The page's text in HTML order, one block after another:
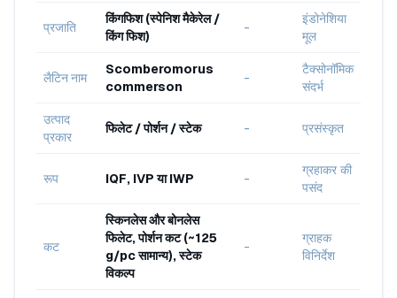
प्रजाति
किंगफिश (स्पेनिश मैकेरेल /
किंग फिश)
-
इंडोनेशिया
मूल
लैटिन नाम
Scomberomorus
commerson
-
टैक्सोनॉमिक
संदर्भ
उत्पाद
प्रकार
फिलेट / पोर्शन / स्टेक - प्रसंस्कृत
रूप IQF, IVP या IWP -
ग्रहाकर की
पसंद
कट
स्किनलेस और बोनलेस
फिलेट, पोर्शन कट (~125
g/pc सामान्य), स्टेक
विकल्प
-
ग्राहक
विनिर्देश